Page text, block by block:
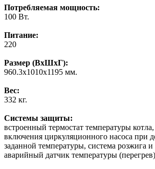
Потребляемая мощность:
100 Вт.
Питание:
220
Размер (ВхШхГ):
960.3x1010x1195 мм.
Вес:
332 кг.
Системы защиты:
встроенный термостат температуры котла,
включения циркуляционного насоса при
заданной температуры, система розжига
аварийный датчик температуры